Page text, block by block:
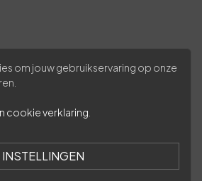
om jouw gebruikservaring op onze
cookie verklaring
INSTELLINGEN